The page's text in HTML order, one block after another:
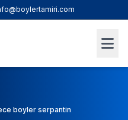
boyler serpantin